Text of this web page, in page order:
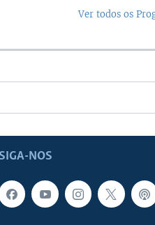
Ver todos os
SIGA-NOS